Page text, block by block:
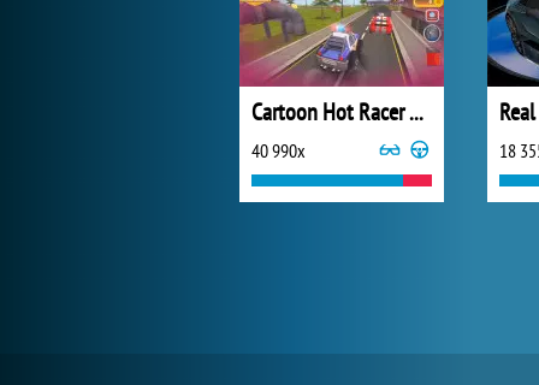
Cartoon Hot Racer 3D
40 990x 18